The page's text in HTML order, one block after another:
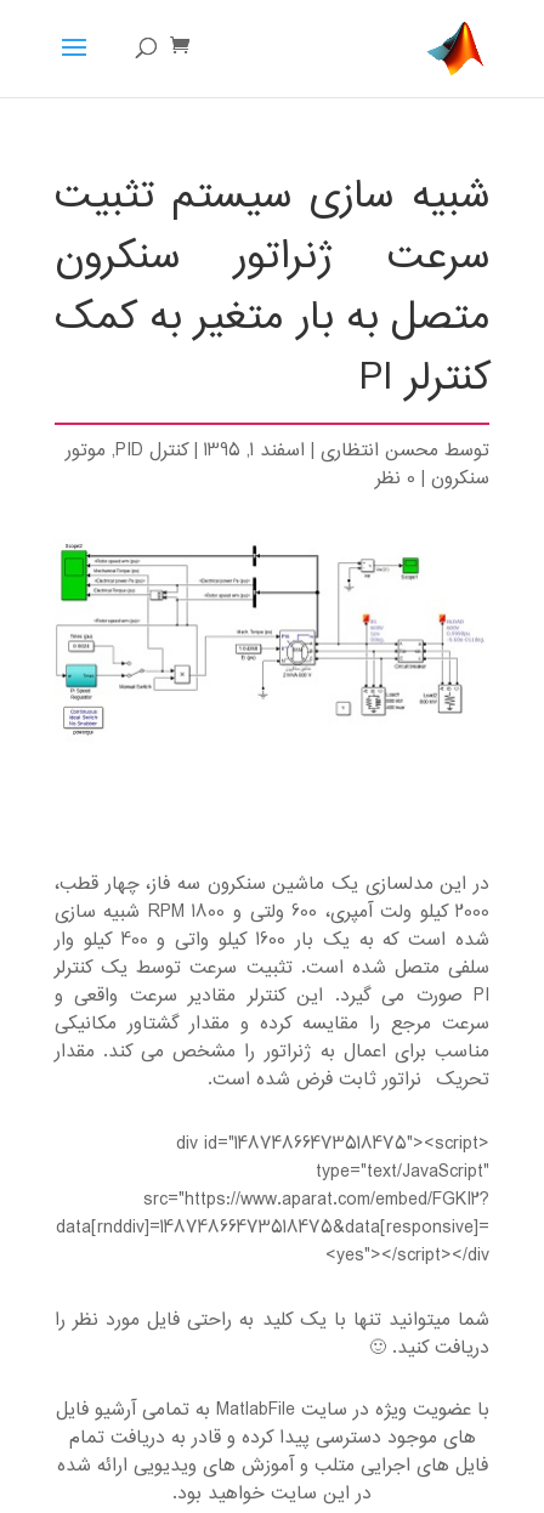
شبیه سازی سیستم تثبیت
سرعت ژنراتور سنکرون
متصل به بار متغیر به کمک
کنترلر PI
توسط محسن انتظاری| اسفند 1, 1395 |کنترل PID , موتور
سنکرون| 0 نظر
در این مدلسازی یک ماشین سنکرون سه فاز، چهار قطب،
2000 کیلو ولت آمپری، 600 ولتی و 1800 RPM شبیه سازی
شده است که به یک بار 1600 کیلو واتی و 400 کیلو وار
سلفی متصل شده است. تثبیت سرعت توسط یک کنترلر
PI صورت می گیرد. این کنترلر مقادیر سرعت واقعی و
سرعت مرجع را مقایسه کرده و مقدار گشتاور مکانیکی
مناسب برای اعمال به ژنراتور را مشخص می کند. مقدار
تحریک ؤنراتور ثابت فرض شده است.
<div id="14874866473518475"><script
type="text/JavaScript"
src="https://www.aparat.com/embed/FGKI2?
data[rnddiv]=14874866473518475&data[responsive]=
yes"></script></div>
شما میتوانید تنها با یک کلید به راحتی فایل مورد نظر را
دریافت کنید. 🙂
با عضویت ویژه در سایت MatlabFile به تمامی آرشیو فایل
های موجود دسترسی پیدا کرده و قادر به دریافت تمام
فایل های اجرایی متلب و آموزش های ویدیویی ارائه شده
در این سایت خواهید بود.